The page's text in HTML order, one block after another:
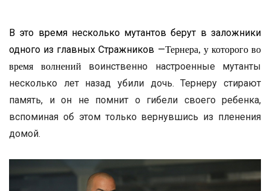
В это время несколько мутантов берут в заложники
одного из главных Стражников —Тернера, у которого во
время волнений воинственно настроенные мутанты
несколько лет назад убили дочь. Тернеру стирают
память, и он не помнит о гибели своего ребенка,
вспоминая об этом только вернувшись из пленения
домой.